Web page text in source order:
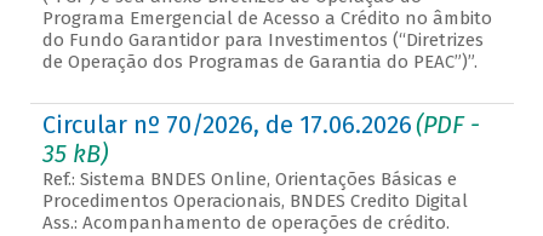
Programa Emergencial de Acesso a Crédito no âmbito
do Fundo Garantidor para Investimentos (“Diretrizes
de Operação dos Programas de Garantia do PEAC”)”.
Circular nº 70/2026, de 17.06.2026(PDF -
35 kB)
Ref.: Sistema BNDES Online, Orientações Básicas e
Procedimentos Operacionais, BNDES Credito Digital
Ass.: Acompanhamento de operações de crédito.